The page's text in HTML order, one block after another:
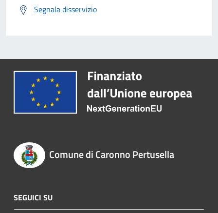
Segnala disservizio
Comune di Caronno Pertusella
SEGUICI SU